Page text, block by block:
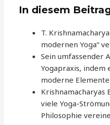
In diesem
T.
modernen Yoga“
Sein umfassender
Yogapraxis,
moderne
Krishnamacharyas
viele Yoga-
Philosophie